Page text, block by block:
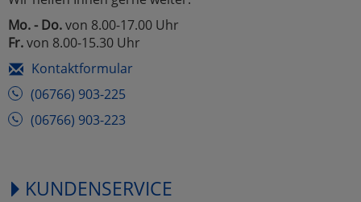
Mo. - Do.von 8.00-17.00 Uhr
Fr.von 8.00-15.30 Uhr
Kontaktformular
(06766) 903-225
(06766) 903-223
KUNDENSERVICE